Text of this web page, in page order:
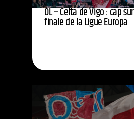
OL – Celta de Vigo : cap
finale de la Ligue Europa